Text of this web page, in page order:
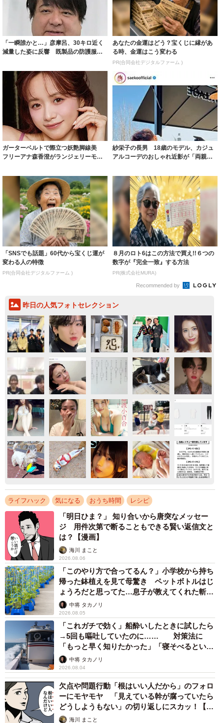
「一瞬誰かと…」彦摩呂、30キロ近く
減量した姿に反響 既製品の防護服が
あなたの金運はどう？宝くじに縁があ
る時、金運はこう変わる
PR(合同会社デジタルファーム )
ガーターベルトで際立つ妖艶脚線美
フリーアナ森香澄がランジェリーモデ
紗栄子の長男 18歳のモデル、カジュ
アルコーデのおしゃれ近影が「両親の
「SNSでも話題」60代から宝くじ運が
変わる人の特徴
PR(合同会社デジタルファーム )
８月のロト6はこの方法で買え!!６つの
数字が『完全一致』する方法
PR(株式会社MURA)
Recommended by
昨日の人気フォトセレクション
ライフハック 気になる おうち時間 レシピ
「明日ひま？」 知り合いから唐突なメッセー
ジ 用件次第で断ることもできる賢い返信文と
は？【漫画】
海川 まこと
2026.08.06
「このやり方で合ってるん？」小学校から持ち
帰った鉢植えを見て母驚き ペットボトルはじ
ょうろだと思ってた…息子が教えてくれた斬新
な水やりとは
中将 タカノリ
2026.08.05
「これガチで効く」船酔いしたときに試したら
→5回も嘔吐していたのに…… 対策法に
「もっと早く知りたかった」「寝そべるといい
らしい」
中将 タカノリ
2026.08.04
欠点や問題行動「根はいい人だから」のフォロ
ーにモヤモヤ 「見えている幹が腐っていたら
どうしようもない」の切り返しにスカッ！【漫
画】海川 まこと